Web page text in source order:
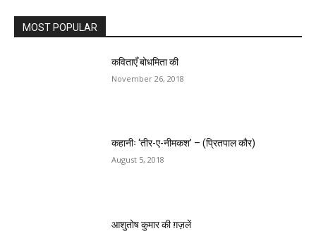
MOST POPULAR
कविताएँ बोधमिता की
November 26, 2018
कहानीः ‘तीर-ए-नीमकश’ – (प्रितपाल कौर)
August 5, 2018
आशुतोष कुमार की ग़ज़लें